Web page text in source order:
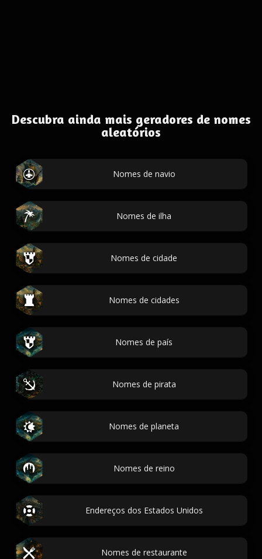
Descubra ainda mais geradores de nomes
aleatórios
Nomes de navio
Nomes de ilha
Nomes de cidade
Nomes de cidades
Nomes de país
Nomes de pirata
Nomes de planeta
Nomes de reino
Endereços dos Estados Unidos
Nomes de restaurante